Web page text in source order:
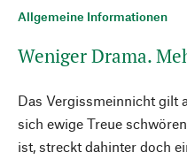
Allgemeine Informationen
Weniger Drama.
Das Vergissmeinnicht gilt
sich ewige Treue
ist, streckt dahinter doch